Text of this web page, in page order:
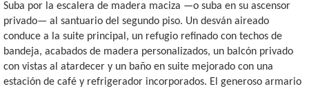
Suba por la escalera de madera maciza —o suba en su ascensor
privado— al santuario del segundo piso. Un desván aireado
conduce a la suite principal, un refugio refinado con techos de
bandeja, acabados de madera personalizados, un balcón privado
con vistas al atardecer y un baño en suite mejorado con una
estación de café y refrigerador incorporados. El generoso armario